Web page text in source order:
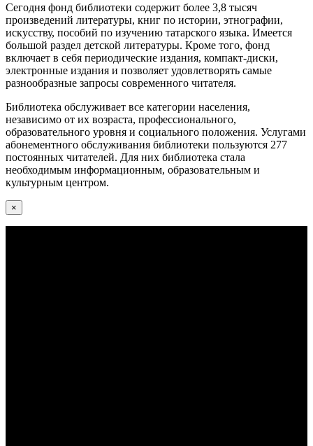
Сегодня фонд библиотеки содержит более 3,8 тысяч
произведений литературы, книг по истории, этнографии,
искусству, пособий по изучению татарского языка. Имеется
большой раздел детской литературы. Кроме того, фонд
включает в себя периодические издания, компакт-диски,
электронные издания и позволяет удовлетворять самые
разнообразные запросы современного читателя.
Библиотека обслуживает все категории населения,
независимо от их возраста, профессионального,
образовательного уровня и социального положения. Услугами
абонементного обслуживания библиотеки пользуются 277
постоянных читателей. Для них библиотека стала
необходимым информационным, образовательным и
культурным центром.
×